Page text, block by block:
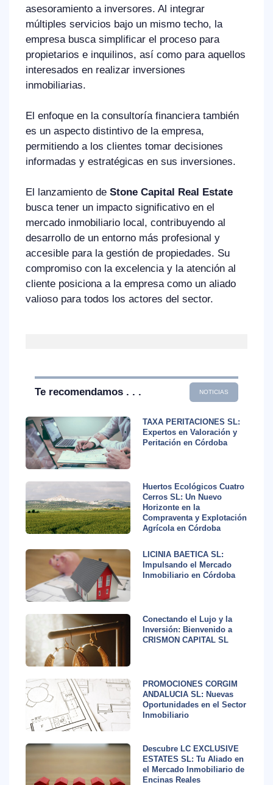
asesoramiento a inversores. Al integrar
múltiples servicios bajo un mismo techo, la
empresa busca simplificar el proceso para
propietarios e inquilinos, así como para aquellos
interesados en realizar inversiones
inmobiliarias.
El enfoque en la consultoría financiera también
es un aspecto distintivo de la empresa,
permitiendo a los clientes tomar decisiones
informadas y estratégicas en sus inversiones.
El lanzamiento de Stone Capital Real Estate
busca tener un impacto significativo en el
mercado inmobiliario local, contribuyendo al
desarrollo de un entorno más profesional y
accesible para la gestión de propiedades. Su
compromiso con la excelencia y la atención al
cliente posiciona a la empresa como un aliado
valioso para todos los actores del sector.
Te recomendamos . . . NOTICIAS
TAXA PERITACIONES SL:
Expertos en Valoración y
Peritación en Córdoba
Huertos Ecológicos Cuatro
Cerros SL: Un Nuevo
Horizonte en la
Compraventa y Explotación
Agrícola en Córdoba
LICINIA BAETICA SL:
Impulsando el Mercado
Inmobiliario en Córdoba
Conectando el Lujo y la
Inversión: Bienvenido a
CRISMON CAPITAL SL
PROMOCIONES CORGIM
ANDALUCIA SL: Nuevas
Oportunidades en el Sector
Inmobiliario
Descubre LC EXCLUSIVE
ESTATES SL: Tu Aliado en
el Mercado Inmobiliario de
Encinas Reales